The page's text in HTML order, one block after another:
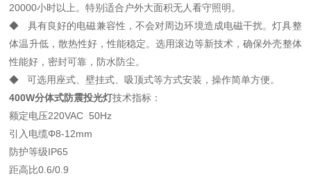
20000小时以上。特别适合户外大面积无人看守照明。
◆ 具有良好的电磁兼容性，不会对周边环境造成电磁干扰。灯具整
体温升低，散热性好，性能稳定。选用滚边等新技术，确保外壳整体
性能好，密封可靠，防水防尘。
◆ 可选用座式、壁挂式、吸顶式等方式安装，操作简单方便。
400W分体式防震投光灯技术指标：
额定电压220VAC 50Hz
引入电缆Φ8-12mm
防护等级IP65
距高比0.6/0.9